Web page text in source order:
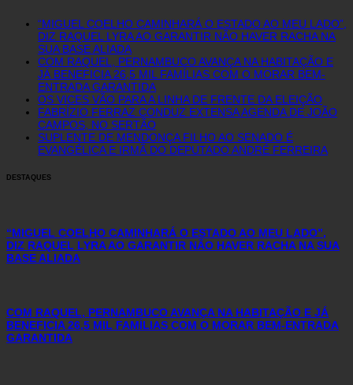
“MIGUEL COELHO CAMINHARÁ O ESTADO AO MEU LADO”,
DIZ RAQUEL LYRA AO GARANTIR NÃO HAVER RACHA NA
SUA BASE ALIADA
COM RAQUEL, PERNAMBUCO AVANÇA NA HABITAÇÃO E
JÁ BENEFICIA 26,5 MIL FAMÍLIAS COM O MORAR BEM-
ENTRADA GARANTIDA
OS VICES VÃO PARA A LINHA DE FRENTE DA ELEIÇÃO
FABRÍZIO FERRAZ CONDUZ EXTENSA AGENDA DE JOÃO
CAMPOS, NO SERTÃO
SUPLENTE DE MENDONÇA FILHO AO SENADO É
EVANGÉLICA E IRMÃ DO DEPUTADO ANDRÉ FERREIRA
DESTAQUES
“MIGUEL COELHO CAMINHARÁ O ESTADO AO MEU LADO”,
DIZ RAQUEL LYRA AO GARANTIR NÃO HAVER RACHA NA SUA
BASE ALIADA
COM RAQUEL, PERNAMBUCO AVANÇA NA HABITAÇÃO E JÁ
BENEFICIA 26,5 MIL FAMÍLIAS COM O MORAR BEM-ENTRADA
GARANTIDA